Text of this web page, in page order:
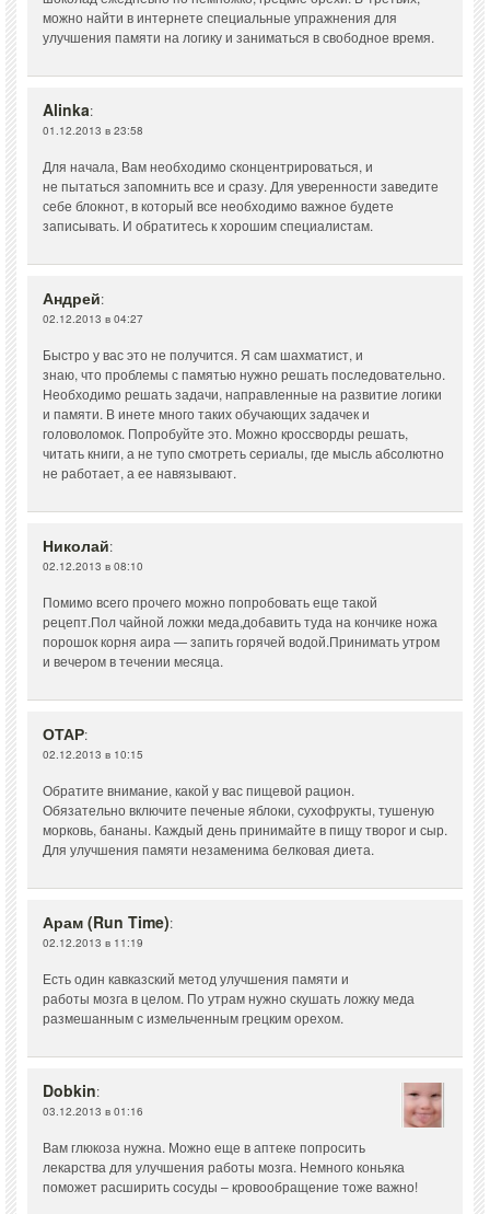
можно найти в интернете специальные упражнения для
улучшения памяти на логику и заниматься в свободное время.
Alinka:
01.12.2013 в 23:58
Для начала, Вам необходимо сконцентрироваться, и
не пытаться запомнить все и сразу. Для уверенности заведите
себе блокнот, в который все необходимо важное будете
записывать. И обратитесь к хорошим специалистам.
Андрей:
02.12.2013 в 04:27
Быстро у вас это не получится. Я сам шахматист, и
знаю, что проблемы с памятью нужно решать последовательно.
Необходимо решать задачи, направленные на развитие логики
и памяти. В инете много таких обучающих задачек и
головоломок. Попробуйте это. Можно кроссворды решать,
читать книги, а не тупо смотреть сериалы, где мысль абсолютно
не работает, а ее навязывают.
Николай:
02.12.2013 в 08:10
Помимо всего прочего можно попробовать еще такой
рецепт.Пол чайной ложки меда,добавить туда на кончике ножа
порошок корня аира — запить горячей водой.Принимать утром
и вечером в течении месяца.
ОТАР:
02.12.2013 в 10:15
Обратите внимание, какой у вас пищевой рацион.
Обязательно включите печеные яблоки, сухофрукты, тушеную
морковь, бананы. Каждый день принимайте в пищу творог и сыр.
Для улучшения памяти незаменима белковая диета.
Арам (Run Time):
02.12.2013 в 11:19
Есть один кавказский метод улучшения памяти и
работы мозга в целом. По утрам нужно скушать ложку меда
размешанным с измельченным грецким орехом.
Dobkin:
03.12.2013 в 01:16
Вам глюкоза нужна. Можно еще в аптеке попросить
лекарства для улучшения работы мозга. Немного коньяка
поможет расширить сосуды – кровообращение тоже важно!